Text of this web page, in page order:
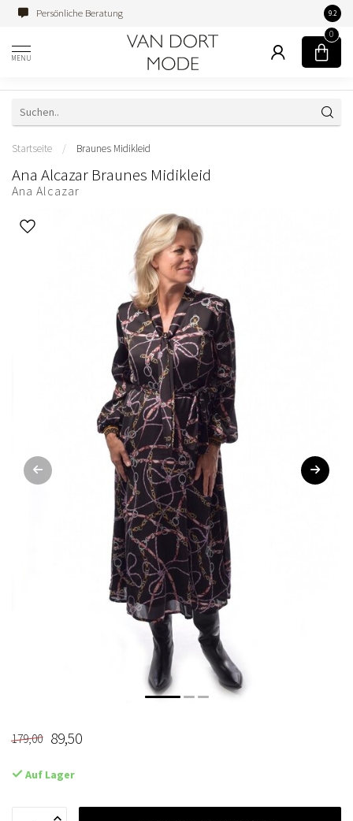
Persönliche Beratung 9.2
MENU
0
Startseite / Braunes Midikleid
Ana Alcazar Braunes Midikleid
Ana Alcazar
179,00 89,50
Auf Lager